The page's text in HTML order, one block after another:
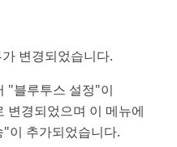
변경되었습니다.
"블루투스 설정"이
경되었으며 이 메뉴에
이 추가되었습니다.